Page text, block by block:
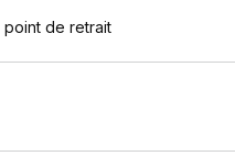
de retrait